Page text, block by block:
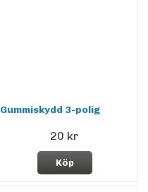
Gummiskydd 3-polig
20 kr
Köp